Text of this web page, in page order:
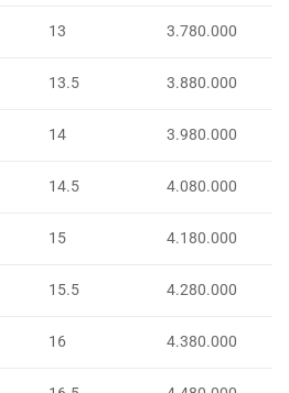
13 3.780.000
13.5 3.880.000
14 3.980.000
14.5 4.080.000
15 4.180.000
15.5 4.280.000
16 4.380.000